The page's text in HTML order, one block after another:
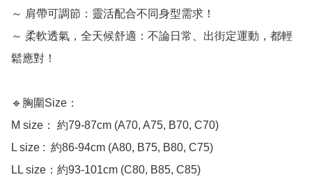
～ 肩帶可調節：靈活配合不同身型需求！
～ 柔軟透氣，全天候舒適：不論日常、出街定運動，都輕
鬆應對！
🔹胸圍Size：
M size： 約79-87cm (A70, A75, B70, C70)
L size :  約86-94cm (A80, B75, B80, C75)
LL size：約93-101cm (C80, B85, C85)